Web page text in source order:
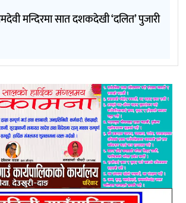
मन्दिरमा सात दशकदेखी ‘दलित’ पुजारी